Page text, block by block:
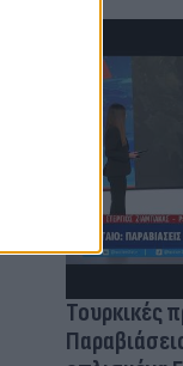
Τουρκικές